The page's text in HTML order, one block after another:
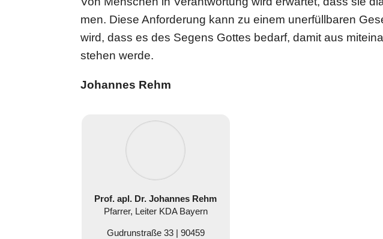
men. Diese Anfor­de­rung kann zu einem uner­füll­ba­ren
wird, dass es des Segens Gottes bedarf, damit aus
ste­hen werde.
Johannes Rehm
Prof. apl. Dr. Johannes Rehm
Pfarrer, Leiter KDA Bayern
Gud­run­straße 33 | 90459